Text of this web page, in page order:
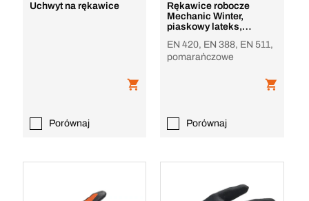
Uchwyt na rękawice
Porównaj
Rękawice robocze
Mechanic Winter,
piaskowy lateks,
EN 420, EN 388, EN 511,
pomarańczowe
Porównaj